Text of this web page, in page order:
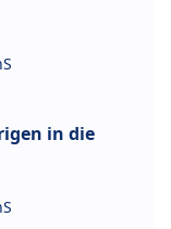
in die